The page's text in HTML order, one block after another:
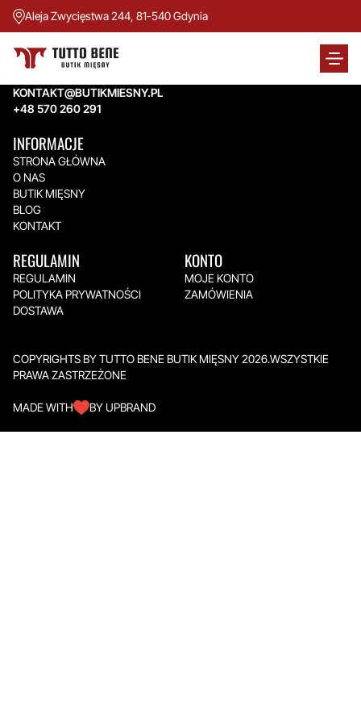
Aleja Zwycięstwa 244, 81-540 Gdynia
TUTTO BENE BUTIK MIĘSNY
Aleja Zwycięstwa 244,
KONTAKT@BUTIKMIESNY.PL
+48 570 260 291
INFORMACJE
STRONA GŁÓWNA
O NAS
BUTIK MIĘSNY
BLOG
KONTAKT
REGULAMIN
REGULAMIN
POLITYKA PRYWATNOŚCI
DOSTAWA
KONTO
MOJE KONTO
ZAMÓWIENIA
COPYRIGHTS BY TUTTO BENE BUTIK MIĘSNY 2026.WSZYSTKIE
PRAWA ZASTRZEŻONE
MADE WITH BY UPBRAND